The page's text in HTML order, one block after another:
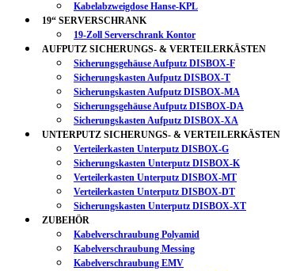
Kabelabzweigdose Hanse-KPL
19“ SERVERSCHRANK
19-Zoll Serverschrank Kontor
AUFPUTZ SICHERUNGS- & VERTEILERKÄSTEN
Sicherungsgehäuse Aufputz DISBOX-F
Sicherungskasten Aufputz DISBOX-T
Sicherungskasten Aufputz DISBOX-MA
Sicherungsgehäuse Aufputz DISBOX-DA
Sicherungskasten Aufputz DISBOX-XA
UNTERPUTZ SICHERUNGS- & VERTEILERKÄSTEN
Verteilerkasten Unterputz DISBOX-G
Sicherungskasten Unterputz DISBOX-K
Verteilerkasten Unterputz DISBOX-MT
Verteilerkasten Unterputz DISBOX-DT
Sicherungskasten Unterputz DISBOX-XT
ZUBEHÖR
Kabelverschraubung Polyamid
Kabelverschraubung Messing
Kabelverschraubung EMV